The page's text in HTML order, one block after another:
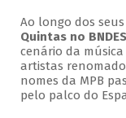
Ao longo dos
Quintas no BNDES
cenário da
artistas
nomes da MPB
pelo palco do